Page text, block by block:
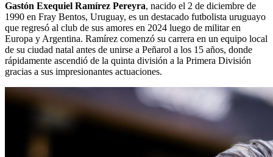
Gastón Exequiel Ramírez Pereyra, nacido el 2 de diciembre de
1990 en Fray Bentos, Uruguay, es un destacado futbolista uruguayo
que regresó al club de sus amores en 2024 luego de militar en
Europa y Argentina. Ramírez comenzó su carrera en un equipo local
de su ciudad natal antes de unirse a Peñarol a los 15 años, donde
rápidamente ascendió de la quinta división a la Primera División
gracias a sus impresionantes actuaciones.